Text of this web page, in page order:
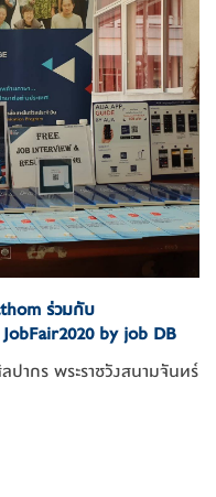
ร่วมกับ
by job DB
ากร พระราชวังสนามจันทร์